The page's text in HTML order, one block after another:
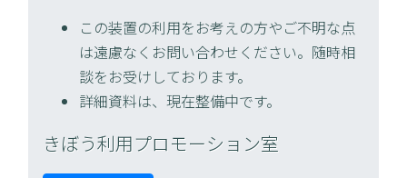
この装置の利用をお考えの方やご不明な点
は遠慮なくお問い合わせください。随時相
談をお受けしております。
詳細資料は、現在整備中です。
きぼう利用プロモーション室